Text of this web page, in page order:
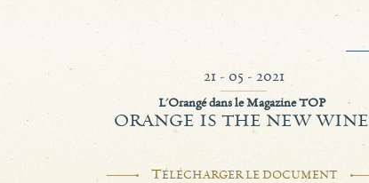
21 - 05 - 2021
L'Orangé dans le Magazine TOP
ORANGE IS THE NEW WINE
TÉLÉCHARGER LE DOCUMENT